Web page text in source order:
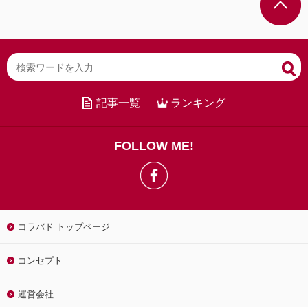
記事一覧 ランキング
FOLLOW ME!
コラバド トップページ
コンセプト
運営会社